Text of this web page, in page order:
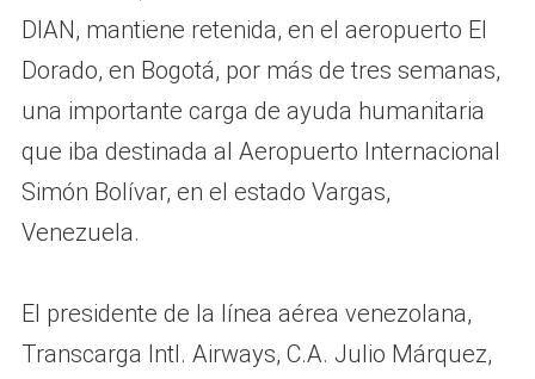
DIAN, mantiene retenida, en el aeropuerto El
Dorado, en Bogotá, por más de tres semanas,
una importante carga de ayuda humanitaria
que iba destinada al Aeropuerto Internacional
Simón Bolívar, en el estado Vargas,
Venezuela.
El presidente de la línea aérea venezolana,
Transcarga Intl. Airways, C.A. Julio Márquez,